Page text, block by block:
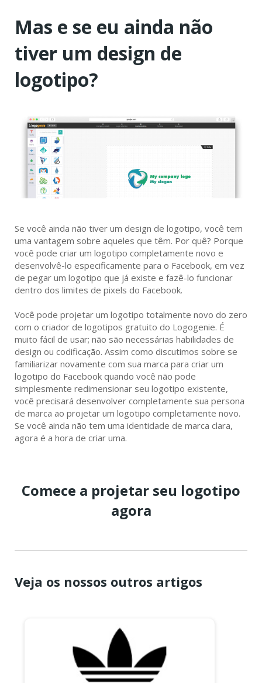
Mas e se eu ainda não
tiver um design de
logotipo?
Se você ainda não tiver um design de logotipo, você tem
uma vantagem sobre aqueles que têm. Por quê? Porque
você pode criar um logotipo completamente novo e
desenvolvê-lo especificamente para o Facebook, em vez
de pegar um logotipo que já existe e fazê-lo funcionar
dentro dos limites de pixels do Facebook.
Você pode projetar um logotipo totalmente novo do zero
com o criador de logotipos gratuito do Logogenie. É
muito fácil de usar; não são necessárias habilidades de
design ou codificação. Assim como discutimos sobre se
familiarizar novamente com sua marca para criar um
logotipo do Facebook quando você não pode
simplesmente redimensionar seu logotipo existente,
você precisará desenvolver completamente sua persona
de marca ao projetar um logotipo completamente novo.
Se você ainda não tem uma identidade de marca clara,
agora é a hora de criar uma.
Comece a projetar seu logotipo
agora
Veja os nossos outros artigos